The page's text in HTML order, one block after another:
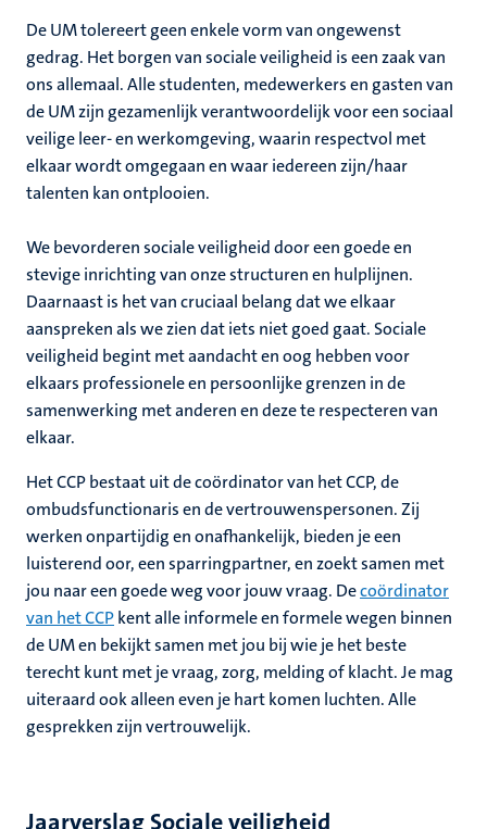
De UM tolereert geen enkele vorm van ongewenst
gedrag. Het borgen van sociale veiligheid is een zaak van
ons allemaal. Alle studenten, medewerkers en gasten van
de UM zijn gezamenlijk verantwoordelijk voor een sociaal
veilige leer- en werkomgeving, waarin respectvol met
elkaar wordt omgegaan en waar iedereen zijn/haar
talenten kan ontplooien.
We bevorderen sociale veiligheid door een goede en
stevige inrichting van onze structuren en hulplijnen.
Daarnaast is het van cruciaal belang dat we elkaar
aanspreken als we zien dat iets niet goed gaat. Sociale
veiligheid begint met aandacht en oog hebben voor
elkaars professionele en persoonlijke grenzen in de
samenwerking met anderen en deze te respecteren van
elkaar.
Het CCP bestaat uit de coördinator van het CCP, de
ombudsfunctionaris en de vertrouwenspersonen. Zij
werken onpartijdig en onafhankelijk, bieden je een
luisterend oor, een sparringpartner, en zoekt samen met
jou naar een goede weg voor jouw vraag. Decoördinator
van het CCPkent alle informele en formele wegen binnen
de UM en bekijkt samen met jou bij wie je het beste
terecht kunt met je vraag, zorg, melding of klacht. Je mag
uiteraard ook alleen even je hart komen luchten. Alle
gesprekken zijn vertrouwelijk.
Jaarverslag Sociale veiligheid